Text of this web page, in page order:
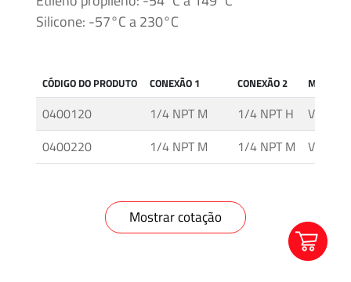
Silicone: -57°C a 230°C
CÓDIGO DO PRODUTO CONEXÃO 1 CONEXÃO 2 MODELO
0400120 1/4 NPT M 1/4 NPT H
0400220
1/4 NPT M 1/4 NPT M
Mostrar cotação